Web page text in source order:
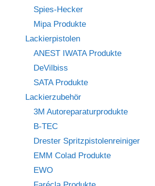
Spies-Hecker
Mipa Produkte
Lackierpistolen
ANEST IWATA Produkte
DeVilbiss
SATA Produkte
Lackierzubehör
3M Autoreparaturprodukte
B-TEC
Drester Spritzpistolenreiniger
EMM Colad Produkte
EWO